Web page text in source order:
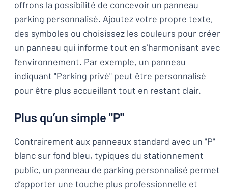
offrons la possibilité de concevoir un panneau
parking personnalisé. Ajoutez votre propre texte,
des symboles ou choisissez les couleurs pour créer
un panneau qui informe tout en s’harmonisant avec
l’environnement. Par exemple, un panneau
indiquant "Parking privé" peut être personnalisé
pour être plus accueillant tout en restant clair.
Plus qu’un simple "P"
Contrairement aux panneaux standard avec un "P"
blanc sur fond bleu, typiques du stationnement
public, un panneau de parking personnalisé permet
d’apporter une touche plus professionnelle et